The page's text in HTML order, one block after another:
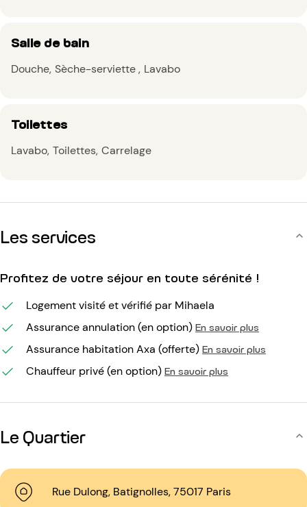
Salle de bain
Douche Sèche-serviette Lavabo
Toilettes
Lavabo Toilettes Carrelage
Les services
Profitez de votre séjour en toute sérénité !
Logement visité et vérifié par Mihaela
Assurance annulation (en option) En savoir plus
Assurance habitation Axa (offerte) En savoir plus
Chauffeur privé (en option) En savoir plus
Le Quartier
Rue Dulong, Batignolles, 75017 Paris